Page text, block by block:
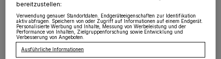
Verdachtspunkt auf einen Bombenblindgänger
aus dem Zweiten Weltkrieg untersucht.
Betroffen ist ein noch unbebautes Grundstück
bereitzustellen:
Verwendung genauer Standortdaten. Endgeräteeigenschaften zur Identifikation
aktiv abfragen. Speichern von oder Zugriff auf Informationen auf einem Endgerät.
Personalisierte Werbung und Inhalte, Messung von Werbeleistung und der
Performance von Inhalten, Zielgruppenforschung sowie Entwicklung und
Verbesserung von Angeboten.
Ausführliche Informationen